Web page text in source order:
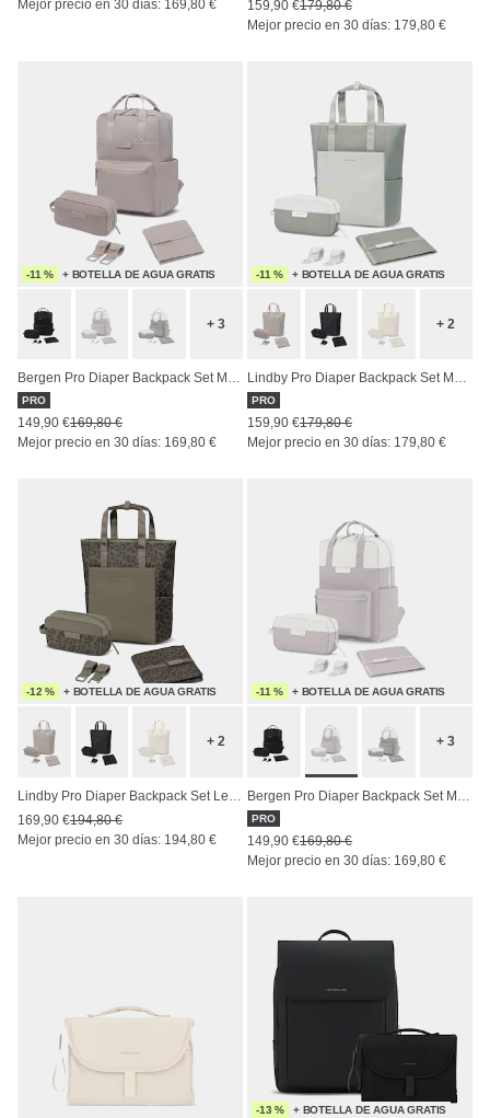
Mejor precio en 30 días: 169,80 € 159,90 €179,80 €
Mejor precio en 30 días: 179,80 €
-11 % + BOTELLA DE AGUA GRATIS
+ 3
Bergen Pro Diaper Backpack Set Muted Rose
PRO
149,90 €169,80 €
Mejor precio en 30 días: 169,80 €
-11 % + BOTELLA DE AGUA GRATIS
+ 2
Lindby Pro Diaper Backpack Set Muted Sage
PRO
159,90 €179,80 €
Mejor precio en 30 días: 179,80 €
-12 % + BOTELLA DE AGUA GRATIS
+ 2
169,90 €194,80 €
Mejor precio en 30 días: 194,80 €
-11 % + BOTELLA DE AGUA GRATIS
+ 3
PRO
149,90 €169,80 €
Mejor precio en 30 días: 169,80 €
-13 % + BOTELLA DE AGUA GRATIS